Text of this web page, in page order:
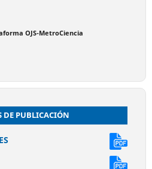
OJS-MetroCiencia
DE PUBLICACIÓN